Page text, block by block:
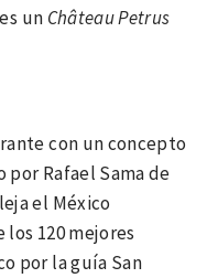
un Château Petrus
con un concepto
Rafael Sama de
el México
120 mejores
por la guía San